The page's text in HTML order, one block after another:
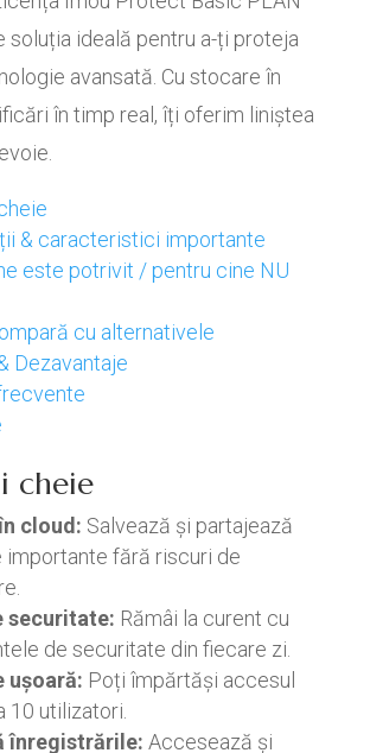
soluția ideală pentru a-ți proteja
avansată. Cu stocare în
în timp real, îți oferim liniștea
& caracteristici importante
este potrivit / pentru cine NU
cu alternativele
Dezavantaje
cheie
cloud: Salvează și partajează
importante fără riscuri de
securitate: Rămâi la curent cu
de securitate din fiecare zi.
ușoară: Poți împărtăși accesul
10 utilizatori.
înregistrările: Accesează și